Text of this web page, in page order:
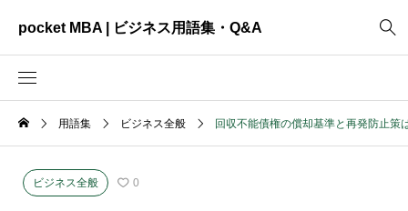
pocket MBA | ビジネス用語集・Q&A
ビジネス全般 2465
資料作成
用語集 ビジネス全般 回収不能債権の償却基準と再発防止策
ビジネス全般 0